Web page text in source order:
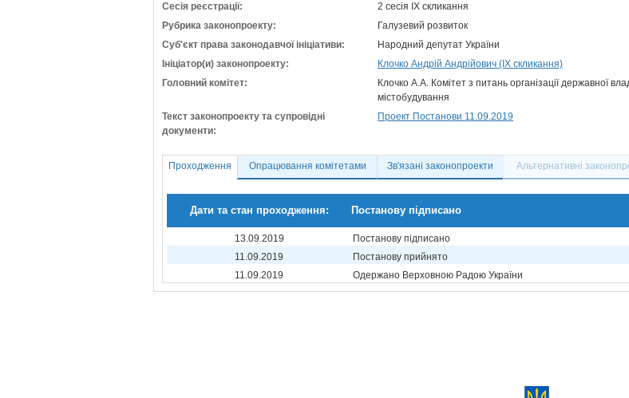
Сесія реєстрації:
2 сесія IX скликання
Рубрика законопроекту:
Галузевий розвиток
Суб'єкт права законодавчої ініціативи:
Народний депутат України
Ініціатор(и) законопроекту:
Клочко Андрій Андрійович (IX скликання)
Головний комітет:
Клочко А.А. Комітет з питань організації державної
містобудування
Текст законопроекту та супровідні
документи:
Проект Постанови 11.09.2019
Проходження Опрацювання комітетами Зв'язані законопроекти Альтернативні
Дати та стан проходження: Постанову підписано
13.09.2019
Постанову підписано
11.09.2019
Постанову прийнято
11.09.2019
Одержано Верховною Радою України